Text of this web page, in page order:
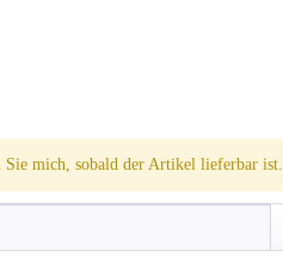
Sie mich, sobald der Artikel lieferbar ist.